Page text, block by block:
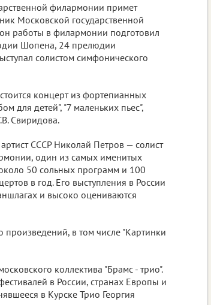
филармонии примет
Московской государственной
работы в филармонии подготовил
Шопена, 24 прелюдии
солистом симфонического
концерт из фортепианных
для детей", "7 маленьких пьес",
Свиридова.
СССР Николай Петров — солист
один из самых именитых
50 сольных программ и 100
в год. Его выступления в России
и высоко оцениваются
произведений, в том числе "Картинки
коллектива "Брамс - трио".
в России, странах Европы и
в Курске Трио Георгия